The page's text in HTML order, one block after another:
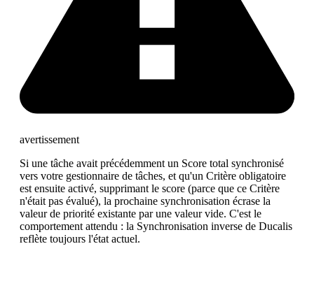
avertissement
Si une tâche avait précédemment un Score total synchronisé
vers votre gestionnaire de tâches, et qu'un Critère obligatoire
est ensuite activé, supprimant le score (parce que ce Critère
n'était pas évalué), la prochaine synchronisation écrase la
valeur de priorité existante par une valeur vide. C'est le
comportement attendu : la Synchronisation inverse de Ducalis
reflète toujours l'état actuel.